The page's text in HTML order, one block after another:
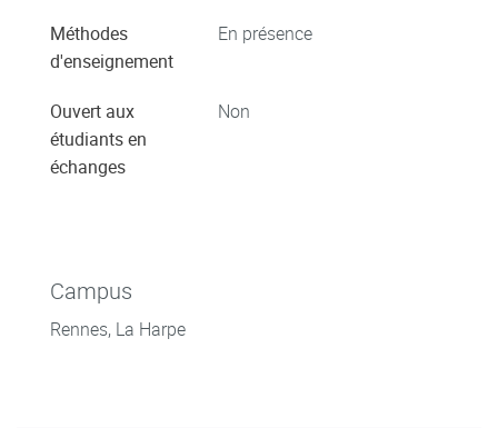
Méthodes
d'enseignement
En présence
Ouvert aux
étudiants en
échanges
Non
Campus
Rennes, La Harpe